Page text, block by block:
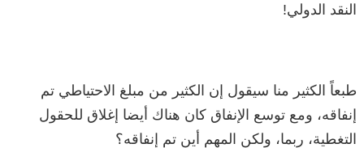
النقد الدولي!
طبعاً الكثير منا سيقول إن الكثير من مبلغ الاحتياطي تم
إنفاقه، ومع توسع الإنفاق كان هناك أيضا إغلاق للحقول
التغطية، ربما، ولكن المهم أين تم إنفاقه؟